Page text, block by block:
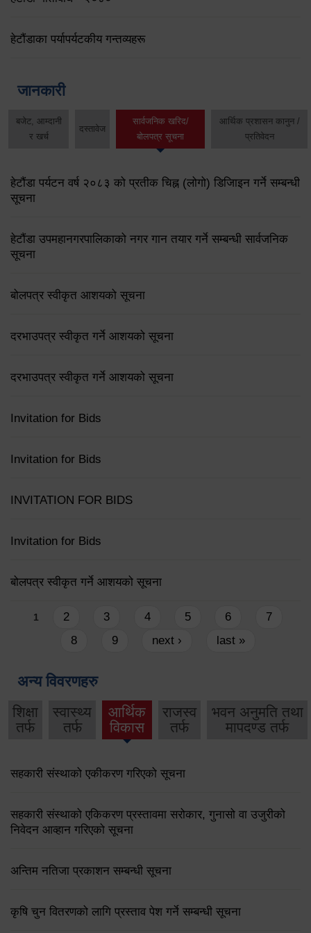
हेटौंडाका पर्यापर्यटकीय गन्तव्यहरू
जानकारी
बजेट, आम्दानी
र खर्च
दस्तावेज
सार्वजनिक खरिद/
बोलपत्र सूचना
आर्थिक प्रशासन कानुन /
प्रतिवेदन
हेटौंडा पर्यटन वर्ष २०८३ को प्रतीक चिह्न (लोगो) डिजिाइन गर्ने सम्बन्धी
सूचना
हेटौंडा उपमहानगरपालिकाको नगर गान तयार गर्ने सम्बन्धी सार्वजनिक
सूचना
बोलपत्र स्वीकृत आशयको सूचना
दरभाउपत्र स्वीकृत गर्ने आशयको सूचना
दरभाउपत्र स्वीकृत गर्ने आशयको सूचना
Invitation for Bids
Invitation for Bids
INVITATION FOR BIDS
Invitation for Bids
बोलपत्र स्वीकृत गर्ने आशयको सूचना
Pages
1 2 3 4 5 6
7
8
9 next › last »
अन्य विवरणहरु
शिक्षा
तर्फ
स्वास्थ्य
तर्फ
आर्थिक
विकास
राजस्व
तर्फ
भवन अनुमति तथा
मापदण्ड तर्फ
सहकारी संस्थाको एकीकरण गरिएको सूचना
सहकारी संस्थाको एकिकरण प्रस्तावमा सरोकार, गुनासो वा उजुरीको
निवेदन आव्हान गरिएको सूचना
अन्तिम नतिजा प्रकाशन सम्बन्धी सूचना
कृषि चुन वितरणको लागि प्रस्ताव पेश गर्ने सम्बन्धी सूचना